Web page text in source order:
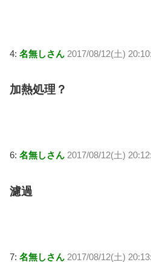
4: 名無しさん 2017/08/12(土)
加熱処理？
6: 名無しさん 2017/08/12(土)
濾過
7: 名無しさん 2017/08/12(土)